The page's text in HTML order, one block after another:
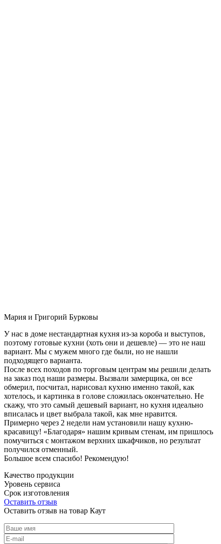
Мария и Григорий Бурковы
У нас в доме нестандартная кухня из-за короба и выступов,
поэтому готовые кухни (хоть они и дешевле) — это не наш
вариант. Мы с мужем много где были, но не нашли
подходящего варианта.
После всех походов по торговым центрам мы решили делать
на заказ под наши размеры. Вызвали замерщика, он все
обмерил, посчитал, нарисовал кухню именно такой, как
хотелось, и картинка в голове сложилась окончательно. Не
скажу, что это самый дешевый вариант, но кухня идеально
вписалась и цвет выбрала такой, как мне нравится.
Примерно через 2 недели нам установили нашу кухню-
красавицу! «Благодаря» нашим кривым стенам, им пришлось
помучиться с монтажом верхних шкафчиков, но результат
получился отменный.
Большое всем спасибо! Рекомендую!
Качество продукции
Уровень сервиса
Срок изготовления
Оставить отзыв
Оставить отзыв на товар Каут